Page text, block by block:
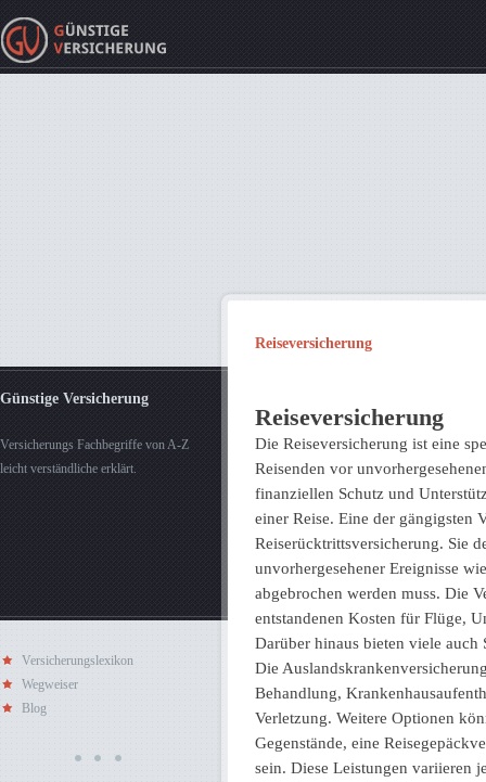
Günstige Versicherung
Versicherungs Fachbegriffe von A-Z
leicht verständliche erklärt.
Versicherungslexikon
Wegweiser
Blog
Reiseversicherung
Reiseversicherung
Die Reiseversicherung ist eine
Reisenden vor
finanziellen Schutz und
einer Reise. Eine der gängigsten
Reiserücktrittsversicherung. Sie
unvorhergesehener Ereignisse
abgebrochen werden muss. Die
entstandenen Kosten für Flüge,
Darüber hinaus bieten viele
Die
Behandlung,
Verletzung. Weitere Optionen
Gegenstände, eine
sein. Diese Leistungen variieren